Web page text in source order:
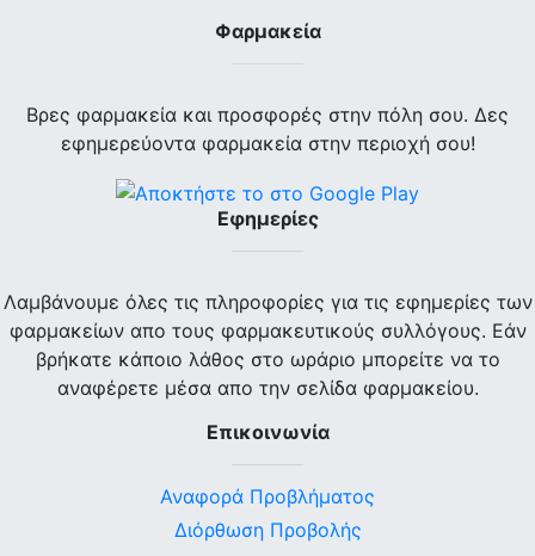
Φαρμακεία
Βρες φαρμακεία και προσφορές στην πόλη σου. Δες
εφημερεύοντα φαρμακεία στην περιοχή σου!
Εφημερίες
Λαμβάνουμε όλες τις πληροφορίες για τις εφημερίες των
φαρμακείων απο τους φαρμακευτικούς συλλόγους. Εάν
βρήκατε κάποιο λάθος στο ωράριο μπορείτε να το
αναφέρετε μέσα απο την σελίδα φαρμακείου.
Επικοινωνία
Αναφορά Προβλήματος
Διόρθωση Προβολής